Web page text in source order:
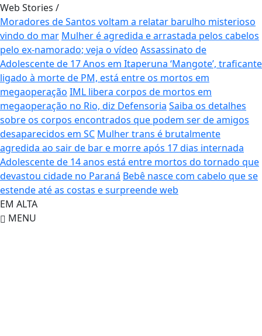
Web Stories /
Moradores de Santos voltam a relatar barulho misterioso
vindo do mar Mulher é agredida e arrastada pelos cabelos
pelo ex-namorado; veja o vídeo Assassinato de
Adolescente de 17 Anos em Itaperuna ‘Mangote’, traficante
ligado à morte de PM, está entre os mortos em
megaoperação IML libera corpos de mortos em
megaoperação no Rio, diz Defensoria Saiba os detalhes
sobre os corpos encontrados que podem ser de amigos
desaparecidos em SC Mulher trans é brutalmente
agredida ao sair de bar e morre após 17 dias internada
Adolescente de 14 anos está entre mortos do tornado que
devastou cidade no Paraná Bebê nasce com cabelo que se
estende até as costas e surpreende web
EM ALTA
MENU